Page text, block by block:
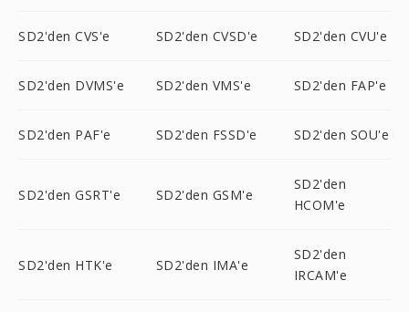
SD2'den CVS'e SD2'den CVSD'e SD2'den CVU'e
SD2'den DVMS'e SD2'den VMS'e SD2'den FAP'e
SD2'den PAF'e SD2'den FSSD'e SD2'den SOU'e
SD2'den GSRT'e SD2'den GSM'e
SD2'den
HCOM'e
SD2'den HTK'e SD2'den IMA'e
SD2'den
IRCAM'e